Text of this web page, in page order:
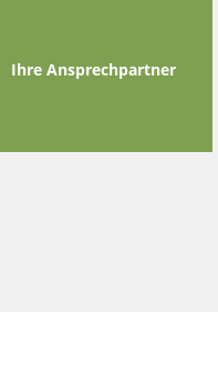
Ihre Ansprechpartner